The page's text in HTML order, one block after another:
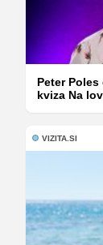
Peter
kviza Na
VIZITA.SI